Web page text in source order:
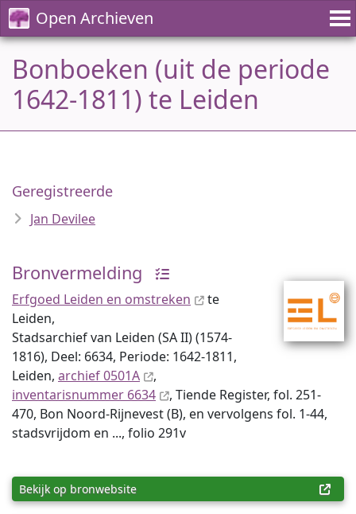
Open Archieven
Bonboeken (uit de periode
1642-1811) te Leiden
Geregistreerde
Jan Devilee
Bronvermelding
Erfgoed Leiden en omstreken
te
Leiden,
Stadsarchief van Leiden (SA II) (1574-
1816), Deel: 6634, Periode: 1642-1811,
Leiden, archief 0501A
,
inventaris­num­mer 6634
, Tiende Register, fol. 251-
470, Bon Noord-Rijnevest (B), en vervolgens fol. 1-44,
stadsvrijdom en ..., folio 291v
Bekijk op bronwebsite